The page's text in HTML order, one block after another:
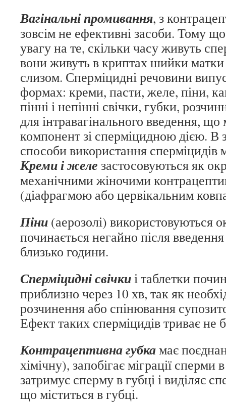
Вагінальні промивання, з
зовсім не ефективні засоби. Тому
увагу на те, скільки часу живуть
вони живуть в криптах шийки матки
слизом. Сперміцидні речовини
формах: креми, пасти, желе, піни,
пінні і непінні свічки, губки,
для інтравагінального введення, що
компонент зі сперміцидною дією. В
способи використання сперміцидів
Креми і желе застосовуються як
механічними жіночими
(діафрагмою або цервікальним
Піни (аерозолі) використовуються
починається негайно після
близько години.
Сперміцидні свічкиі таблетки
приблизно через 10 хв, так як
розчинення або спінювання
Ефект таких сперміцидів триває не
Контрацептивна губкамає
хімічну), запобігає міграції сперми
затримує сперму в губці і виділяє
що міститься в губці.